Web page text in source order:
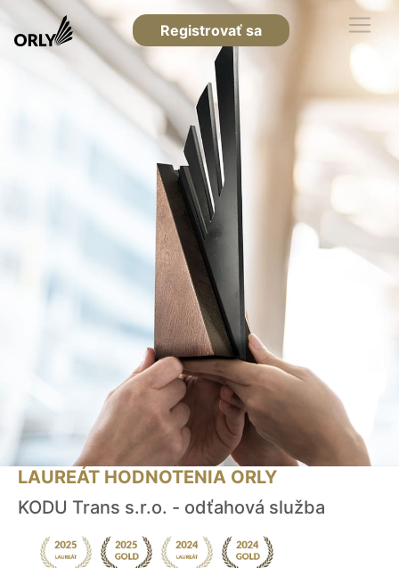
Registrovať sa
LAUREÁT HODNOTENIA ORLY
KODU Trans s.r.o. - odťahová služba